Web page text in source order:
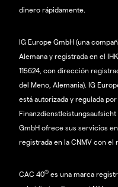
dinero rápidamente.
IG Europe GmbH (una
Alemana y registrada en el
115624, con dirección
del Meno, Alemania). IG
está autorizada y regulada
Finanzdienstleistungsaufsicht
GmbH ofrece sus servicios
registrada en la CNMV con el
CAC 40® es una marca